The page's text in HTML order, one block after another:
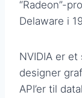
“Radeon”-
Delaware i
NVIDIA er
designer
API’er til